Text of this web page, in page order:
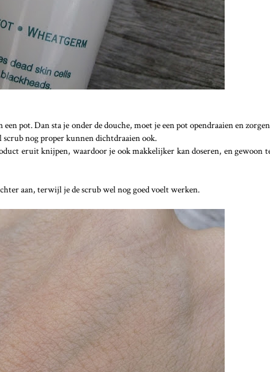
pot. Dan sta je onder de douche, moet je een pot opendraaien en
nog proper kunnen dichtdraaien ook.
eruit knijpen, waardoor je ook makkelijker kan doseren, en gewoon
aan, terwijl je de scrub wel nog goed voelt werken.